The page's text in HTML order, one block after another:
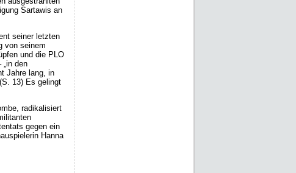
Sartawis an
seiner letzten
von seinem
und die PLO
den
Jahre lang, in
13) Es gelingt
radikalisiert
gegen ein
Hanna